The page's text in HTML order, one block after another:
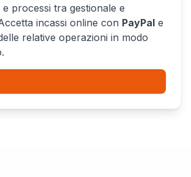
e processi tra gestionale e
incassi online con PayPal e
relative operazioni in modo